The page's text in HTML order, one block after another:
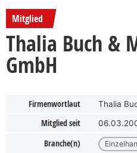
Mitglied
Thalia Buch &
GmbH
Firmenwortlaut Thalia
Mitglied seit
Branche(n)